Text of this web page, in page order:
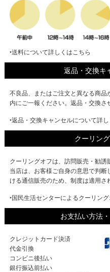
‣送料について詳しくはこちら
返品・交換キ
不良品、またはご注文と異なる商
内にご一報ください。返品・交換さ
‣返品・交換キャンセルについて詳
クーリン
クーリングオフは、訪問販売・勧誘
当店は、お客様ご自身の意思で判
ける通信販売のため、制度は適用さ
‣国民生活センターによるクーリン
お支払い方法
クレジットカード決済
代金引換
コンビニ後払い
銀行振込前払い